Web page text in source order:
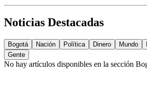
Noticias Destacadas
Bogotá Nación Política Dinero Mundo
Gente
No hay artículos disponibles en la sección